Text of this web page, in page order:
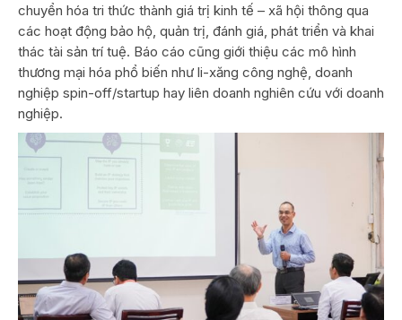
chuyển hóa tri thức thành giá trị kinh tế – xã hội thông qua
các hoạt động bảo hộ, quản trị, đánh giá, phát triển và khai
thác tài sản trí tuệ. Báo cáo cũng giới thiệu các mô hình
thương mại hóa phổ biến như li-xăng công nghệ, doanh
nghiệp spin-off/startup hay liên doanh nghiên cứu với doanh
nghiệp.